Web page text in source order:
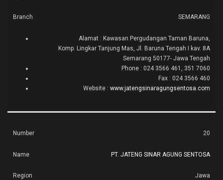
SEMARANG
Alamat : Kawasan Pergudangan Taman Baruna,
Komp. Lingkar Tanjung Mas, Jl. Baruna Tengah I kav. 8A
Semarang 50177- Jawa Tengah
Phone : 024 3566 461, 351 7060
Fax : 024 3566 460
Website : www.jatengsinaragungsentosa.com
20
PT. JATENG SINAR AGUNG SENTOSA
Jawa